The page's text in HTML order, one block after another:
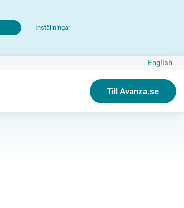
Inställningar
English
Till Avanza.se